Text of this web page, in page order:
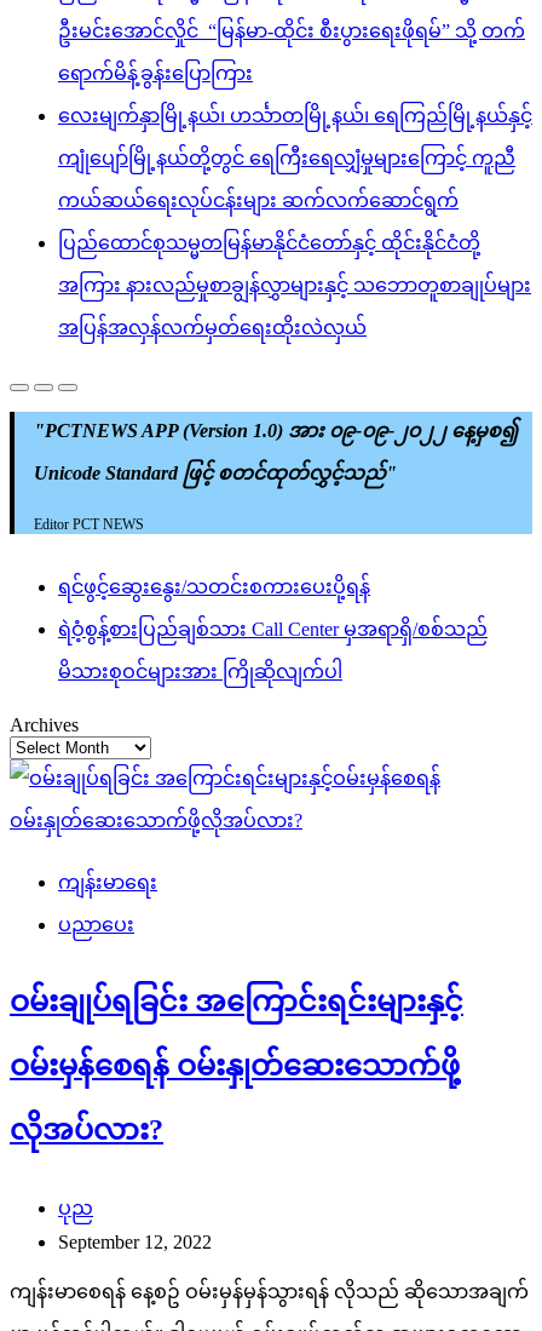
ဦးမင်းအောင်လှိုင် “မြန်မာ-ထိုင်း စီးပွားရေးဖိုရမ်” သို့ တက်
ရောက်မိန့်ခွန်းပြောကြား
လေးမျက်နှာမြို့နယ်၊ ဟင်္သာတမြို့နယ်၊ ရေကြည်မြို့နယ်နှင့်
ကျုံပျော်မြို့နယ်တို့တွင် ရေကြီးရေလျှံမှုများကြောင့် ကူညီ
ကယ်ဆယ်ရေးလုပ်ငန်းများ ဆက်လက်ဆောင်ရွက်
ပြည်ထောင်စုသမ္မတမြန်မာနိုင်ငံတော်နှင့် ထိုင်းနိုင်ငံတို့
အကြား နားလည်မှုစာချွန်လွှာများနှင့် သဘောတူစာချုပ်များ
အပြန်အလှန်လက်မှတ်ရေးထိုးလဲလှယ်
"PCTNEWS APP (Version 1.0) အား ၀၉-၀၉-၂၀၂၂ နေ့မှစ၍
Unicode Standard ဖြင့် စတင်ထုတ်လွှင့်သည်"
Editor PCT NEWS
ရင်ဖွင့်ဆွေးနွေး/သတင်းစကားပေးပို့ရန်
ရဲဝံ့စွန့်စားပြည်ချစ်သား Call Center မှအရာရှိ/စစ်သည်
မိသားစုဝင်များအား ကြိုဆိုလျက်ပါ
Archives
ကျန်းမာရေး
ပညာပေး
ဝမ်းချုပ်ရခြင်း အကြောင်းရင်းများနှင့်
ဝမ်းမှန်စေရန် ဝမ်းနှုတ်ဆေးသောက်ဖို့
လိုအပ်လား?
ပုည
September 12, 2022
ကျန်းမာစေရန် နေ့စဥ် ဝမ်းမှန်မှန်သွားရန် လိုသည် ဆိုသောအချက်